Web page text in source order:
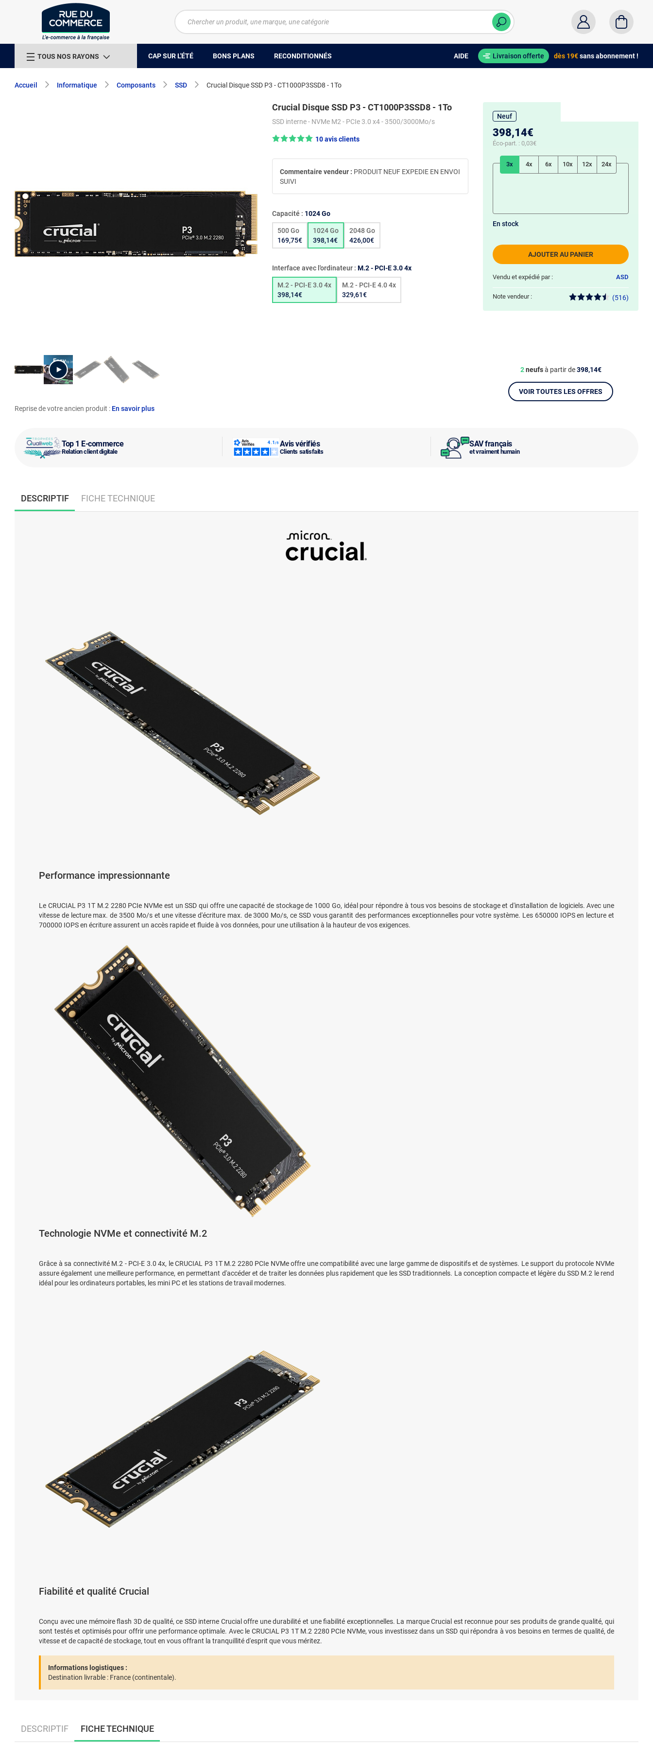
TOUS NOS RAYONS CAP SUR L'ÉTÉ BONS PLANS RECONDITIONNÉS AIDE Livraison offerte dès 19€sans abonnement !
Accueil Informatique Composants SSD Crucial Disque SSD P3 - CT1000P3SSD8 - 1To
Top 1 E-commerce
Relation client digitale
Avis vérifiés
Clients satisfaits
SAV français
et vraiment humain
Reprise de votre ancien produit : En savoir plus
Crucial Disque SSD P3 - CT1000P3SSD8 - 1To
SSD interne - NVMe M2 - PCIe 3.0 x4 - 3500/3000Mo/s
Note : 5/5 — 10 avis clients
Commentaire vendeur : PRODUIT NEUF EXPEDIE EN ENVOI
SUIVI
Capacité : 1024 Go
500 Go
169,75€
1024 Go
398,14€
2048 Go
426,00€
Interface avec l'ordinateur : M.2 - PCI-E 3.0 4x
M.2 - PCI-E 3.0 4x
398,14€
M.2 - PCI-E 4.0 4x
329,61€
Neuf
398,14€
Éco-part. : 0,03€
3x 4x 6x 10x 12x 24x
AJOUTER AU PANIER
En stock
Vendu et expédié par : ASD
Note vendeur : (516)
2neufsà partir de398,14€
VOIR TOUTES LES OFFRES
DESCRIPTIF FICHE TECHNIQUE
Performance impressionnante
Le CRUCIAL P3 1T M.2 2280 PCIe NVMe est un SSD qui offre une capacité de stockage de 1000 Go, idéal pour répondre à tous vos besoins de stockage et d'installation de logiciels. Avec une
vitesse de lecture max. de 3500 Mo/s et une vitesse d'écriture max. de 3000 Mo/s, ce SSD vous garantit des performances exceptionnelles pour votre système. Les 650000 IOPS en lecture et
700000 IOPS en écriture assurent un accès rapide et fluide à vos données, pour une utilisation à la hauteur de vos exigences.
Technologie NVMe et connectivité M.2
Grâce à sa connectivité M.2 - PCI-E 3.0 4x, le CRUCIAL P3 1T M.2 2280 PCIe NVMe offre une compatibilité avec une large gamme de dispositifs et de systèmes. Le support du protocole NVMe
assure également une meilleure performance, en permettant d'accéder et de traiter les données plus rapidement que les SSD traditionnels. La conception compacte et légère du SSD M.2 le rend
idéal pour les ordinateurs portables, les mini PC et les stations de travail modernes.
Fiabilité et qualité Crucial
Conçu avec une mémoire flash 3D de qualité, ce SSD interne Crucial offre une durabilité et une fiabilité exceptionnelles. La marque Crucial est reconnue pour ses produits de grande qualité, qui
sont testés et optimisés pour offrir une performance optimale. Avec le CRUCIAL P3 1T M.2 2280 PCIe NVMe, vous investissez dans un SSD qui répondra à vos besoins en termes de qualité, de
vitesse et de capacité de stockage, tout en vous offrant la tranquillité d'esprit que vous méritez.
Informations logistiques :
Destination livrable : France (continentale).
DESCRIPTIF FICHE TECHNIQUE